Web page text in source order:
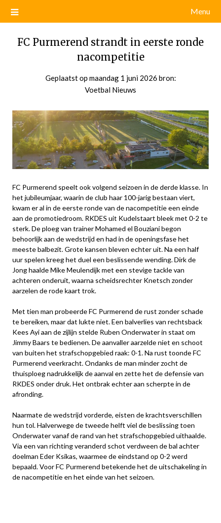
Menu
FC Purmerend strandt in eerste ronde
nacompetitie
Geplaatst op maandag 1 juni 2026 door
bron:
Voetbal Nieuws
FC Purmerend speelt ook volgend seizoen in de derde klasse. In
het jubileumjaar, waarin de club haar 100-jarig bestaan viert,
kwam er al in de eerste ronde van de nacompetitie een einde
aan de promotiedroom. RKDES uit Kudelstaart bleek met 0-2 te
sterk. De ploeg van trainer Mohamed el Bouziani begon
behoorlijk aan de wedstrijd en had in de openingsfase het
meeste balbezit. Grote kansen bleven echter uit. Na een half
uur spelen kreeg het duel een beslissende wending. Dirk de
Jong haalde Mike Meulendijk met een stevige tackle van
achteren onderuit, waarna scheidsrechter Knetsch zonder
aarzelen de rode kaart trok.
Met tien man probeerde FC Purmerend de rust zonder schade
te bereiken, maar dat lukte niet. Een balverlies van rechtsback
Kees Ayi aan de zijlijn stelde Ruben Onderwater in staat om
Jimmy Baars te bedienen. De aanvaller aarzelde niet en schoot
van buiten het strafschopgebied raak: 0-1. Na rust toonde FC
Purmerend veerkracht. Ondanks de man minder zocht de
thuisploeg nadrukkelijk de aanval en zette het de defensie van
RKDES onder druk. Het ontbrak echter aan scherpte in de
afronding.
Naarmate de wedstrijd vorderde, eisten de krachtsverschillen
hun tol. Halverwege de tweede helft viel de beslissing toen
Onderwater vanaf de rand van het strafschopgebied uithaalde.
Via een van richting veranderd schot verdween de bal achter
doelman Eder Ksikas, waarmee de eindstand op 0-2 werd
bepaald. Voor FC Purmerend betekende het de uitschakeling in
de nacompetitie en het einde van het seizoen.